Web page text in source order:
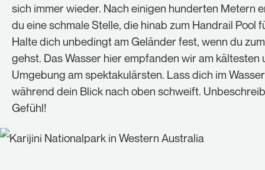
sich immer wieder. Nach einigen hunderten Metern
du eine schmale Stelle, die hinab zum Handrail Pool
Halte dich unbedingt am Geländer fest, wenn du
gehst. Das Wasser hier empfanden wir am kältesten
Umgebung am spektakulärsten. Lass dich im
während dein Blick nach oben schweift.
Gefühl!